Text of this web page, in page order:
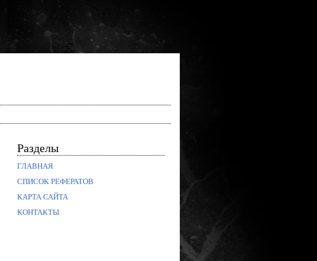
Разделы
ГЛАВНАЯ
СПИСОК РЕФЕРАТОВ
КАРТА САЙТА
КОНТАКТЫ